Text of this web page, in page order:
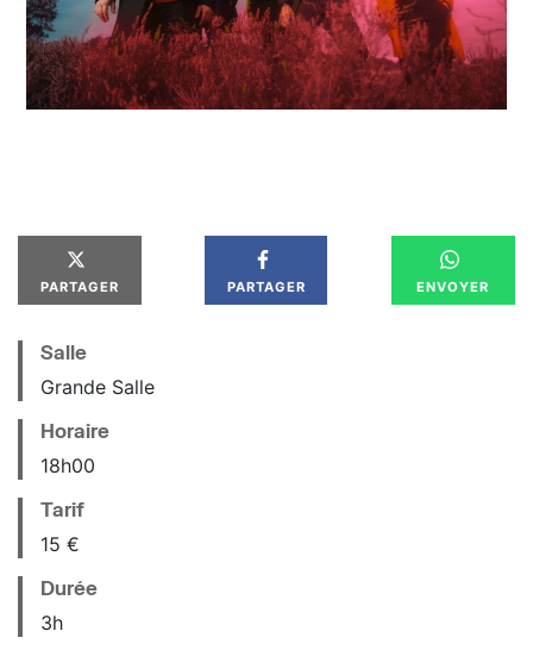
PARTAGER PARTAGER ENVOYER
Salle
Grande Salle
Horaire
18h00
Tarif
15 €
Durée
3h